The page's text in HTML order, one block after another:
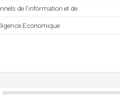
de l'information et de
Economique